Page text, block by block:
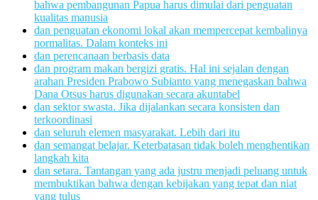
bahwa pembangunan Papua harus dimulai dari penguatan
kualitas manusia
dan penguatan ekonomi lokal akan mempercepat kembalinya
normalitas. Dalam konteks ini
dan perencanaan berbasis data
dan program makan bergizi gratis. Hal ini sejalan dengan
arahan Presiden Prabowo Subianto yang menegaskan bahwa
Dana Otsus harus digunakan secara akuntabel
dan sektor swasta. Jika dijalankan secara konsisten dan
terkoordinasi
dan seluruh elemen masyarakat. Lebih dari itu
dan semangat belajar. Keterbatasan tidak boleh menghentikan
langkah kita
dan setara. Tantangan yang ada justru menjadi peluang untuk
membuktikan bahwa dengan kebijakan yang tepat dan niat
yang tulus